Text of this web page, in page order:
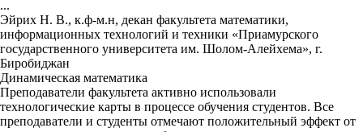
...
Эйрих Н. В., к.ф-м.н, декан факультета математики,
информационных технологий и техники «Приамурского
государственного университета им. Шолом-Алейхема», г.
Биробиджан
Динамическая математика
Преподаватели факультета активно использовали
технологические карты в процессе обучения студентов. Все
преподаватели и студенты отмечают положительный эффект от